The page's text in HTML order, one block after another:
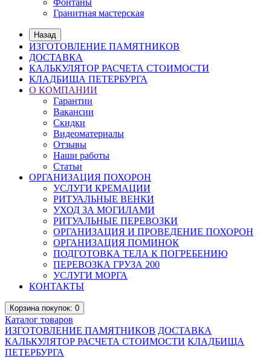
Фонтаны
Гранитная мастерская
Назад
ИЗГОТОВЛЕНИЕ ПАМЯТНИКОВ
ДОСТАВКА
КАЛЬКУЛЯТОР РАСЧЕТА СТОИМОСТИ
КЛАДБИЩА ПЕТЕРБУРГА
О КОМПАНИИ
Гарантии
Вакансии
Скидки
Видеоматериалы
Отзывы
Наши работы
Статьи
ОРГАНИЗАЦИЯ ПОХОРОН
УСЛУГИ КРЕМАЦИИ
РИТУАЛЬНЫЕ ВЕНКИ
УХОД ЗА МОГИЛАМИ
РИТУАЛЬНЫЕ ПЕРЕВОЗКИ
ОРГАНИЗАЦИЯ И ПРОВЕДЕНИЕ ПОХОРОН
ОРГАНИЗАЦИЯ ПОМИНОК
ПОДГОТОВКА ТЕЛА К ПОГРЕБЕНИЮ
ПЕРЕВОЗКА ГРУЗА 200
УСЛУГИ МОРГА
КОНТАКТЫ
Корзинапокупок: 0
Каталог товаров
ИЗГОТОВЛЕНИЕ ПАМЯТНИКОВ ДОСТАВКА
КАЛЬКУЛЯТОР РАСЧЕТА СТОИМОСТИ КЛАДБИЩА
ПЕТЕРБУРГА